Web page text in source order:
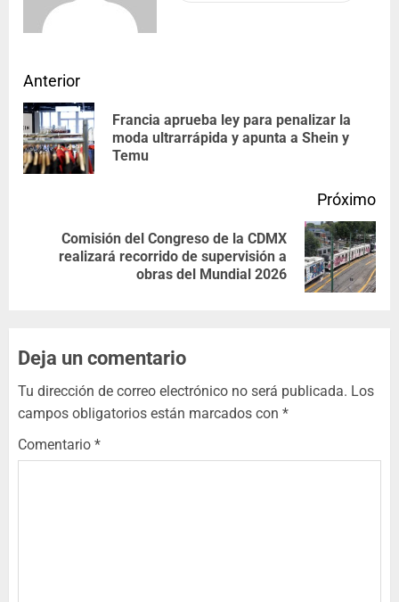
Anterior
Francia aprueba ley para penalizar la
moda ultrarrápida y apunta a Shein y
Temu
Próximo
Comisión del Congreso de la CDMX
realizará recorrido de supervisión a
obras del Mundial 2026
Deja un comentario
Tu dirección de correo electrónico no será publicada. Los
campos obligatorios están marcados con *
Comentario *